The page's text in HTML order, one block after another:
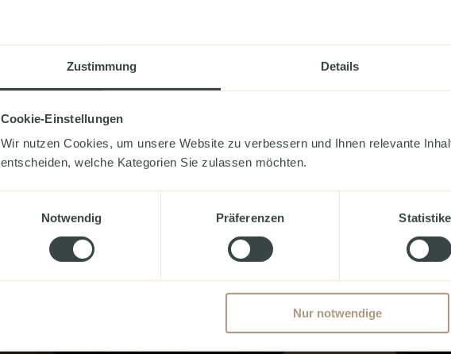
Zustimmung Details
Cookie-Einstellungen
Wir nutzen Cookies, um unsere Website zu verbessern und Ihnen relevante
entscheiden, welche Kategorien Sie zulassen möchten.
Notwendig
Präferenzen
Nur notwendige
Mehr